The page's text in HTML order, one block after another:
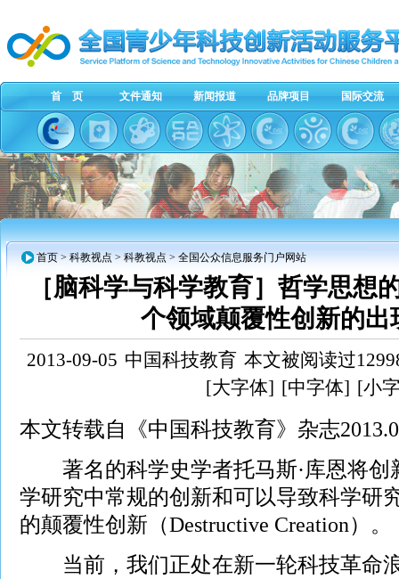
首 页 文件通知 新闻报道 品牌项目 国际交流
首页 > 科教视点 > 科教视点 > 全国公众信息服务门户网站
［脑科学与科学教育］哲学思想
个领域颠覆性创新的出
2013-09-05 中国科技教育 本文被阅读过
[大字体] [中字体] [小
本文转载自《中国科技教育》杂志
著名的科学史学者托马斯·库恩将创
学研究中常规的创新和可以导致科学研
的颠覆性创新（Destructive Creation）。
当前，我们正处在新一轮科技革命